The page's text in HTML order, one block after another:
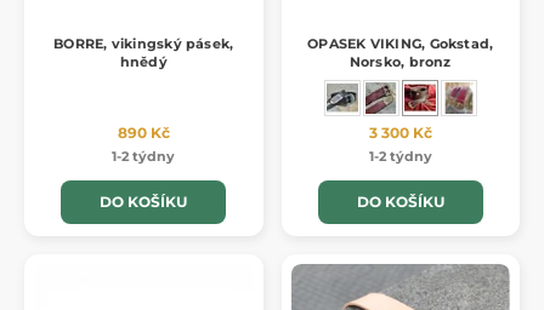
BORRE, vikingský pásek,
hnědý
890 Kč
1-2 týdny
DO KOŠÍKU
OPASEK VIKING, Gokstad,
Norsko, bronz
3 300 Kč
1-2 týdny
DO KOŠÍKU